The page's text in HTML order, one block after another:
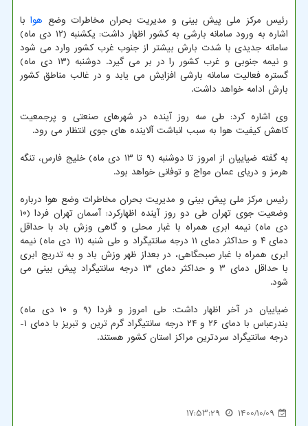
رئیس مرکز ملی پیش بینی و مدیریت بحران مخاطرات وضع هوابا
اشاره به ورود سامانه بارشی به کشور اظهار داشت: یکشنبه (۱۲ دی ماه)
سامانه جدیدی با شدت بارش بیشتر از جنوب غرب کشور وارد می شود
و نیمه جنوبی و غرب کشور را در بر می گیرد. دوشنبه (۱۳ دی ماه)
گستره فعالیت سامانه بارشی افزایش می یابد و در غالب مناطق کشور
بارش ادامه خواهد داشت.
وی اشاره کرد: طی سه روز آینده در شهرهای صنعتی و پرجمعیت
کاهش کیفیت هوا به سبب انباشت آلاینده های جوی انتظار می رود.
به گفته ضیاییان از امروز تا دوشنبه (۹ تا ۱۳ دی ماه) خلیج فارس، تنگه
هرمز و دریای عمان مواج و توفانی خواهد بود.
رئیس مرکز ملی پیش بینی و مدیریت بحران مخاطرات وضع هوا درباره
وضعیت جوی تهران طی دو روز آینده اظهارکرد: آسمان تهران فردا (۱۰
دی ماه) نیمه ابری همراه با غبار محلی و گاهی وزش باد با حداقل
دمای ۴ و حداکثر دمای ۱۱ درجه سانتیگراد و طی شنبه (۱۱ دی ماه) نیمه
ابری همراه با غبار صبحگاهی، در بعداز ظهر وزش باد و به تدریج ابری
با حداقل دمای ۳ و حداکثر دمای ۱۳ درجه سانتیگراد پیش بینی می
شود.
ضیاییان در آخر اظهار داشت: طی امروز و فردا (۹ و ۱۰ دی ماه)
بندرعباس با دمای ۲۶ و ۲۴ درجه سانتیگراد گرم ترین و تبریز با دمای ۱-
درجه سانتیگراد سردترین مراکز استان کشور هستند.
1400/10/09
17:53:29